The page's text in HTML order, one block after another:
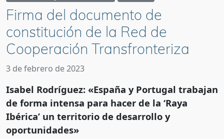
Firma del documento de
constitución de la Red de
Cooperación Transfronteriza
3 de febrero de 2023
Isabel Rodríguez: «España y Portugal trabajan
de forma intensa para hacer de la ‘Raya
Ibérica’ un territorio de desarrollo y
oportunidades»